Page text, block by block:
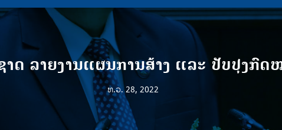
ດ ລາຍງານແຜນການສ້າງ ແລະ ປັບປຸງກົດ
ທ.ວ. 28, 2022